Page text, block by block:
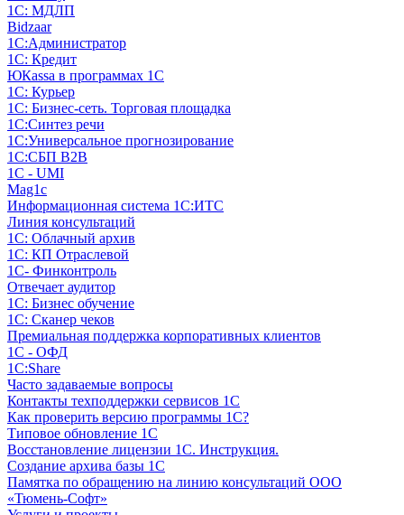
1С: МДЛП
Bidzaar
1С:Администратор
1С: Кредит
ЮКаssа в программах 1С
1С: Курьер
1С: Бизнес-сеть. Торговая площадка
1С:Синтез речи
1С:Универсальное прогнозирование
1С:СБП B2B
1C - UMI
Mag1c
Информационная система 1С:ИТС
Линия консультаций
1С: Облачный архив
1С: КП Отраслевой
1С- Финконтроль
Отвечает аудитор
1С: Бизнес обучение
1С: Сканер чеков
Премиальная поддержка корпоративных клиентов
1С - ОФД
1С:Share
Часто задаваемые вопросы
Контакты техподдержки сервисов 1С
Как проверить версию программы 1С?
Типовое обновление 1С
Восстановление лицензии 1С. Инструкция.
Создание архива базы 1С
Памятка по обращению на линию консультаций ООО
«Тюмень-Софт»